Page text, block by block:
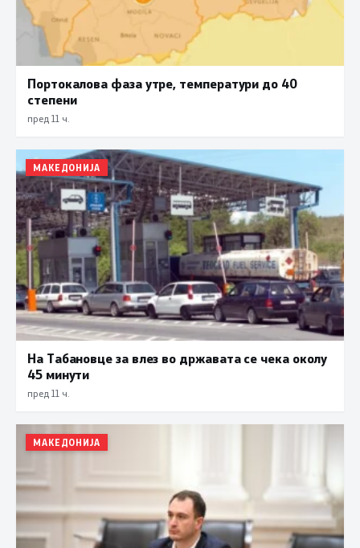
Портокалова фаза утре, температури до 40
степени
пред 11 ч.
МАКЕДОНИЈА
На Табановце за влез во државата се чека околу
45 минути
пред 11 ч.
МАКЕДОНИЈА